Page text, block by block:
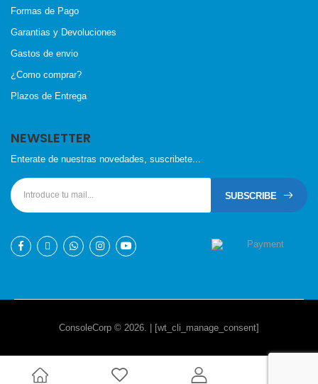
Formas de Pago
Garantias y Devoluciones
Gastos de envio
¿Como comprar?
Plazos de Entrega
NEWSLETTER
Enterate de nuestras novedades, suscribete...
SUBSCRIBE
ConsoleCorp © 2026. | [wt_cli_manage_consent]